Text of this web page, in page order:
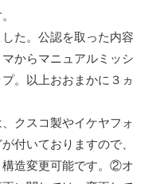
た。公認を取った内容
からマニュアルミッシ
。以上おおまかに３ヵ
クスコ製やイケヤフォ
付いておりますので、
構造変更可能です。②オ